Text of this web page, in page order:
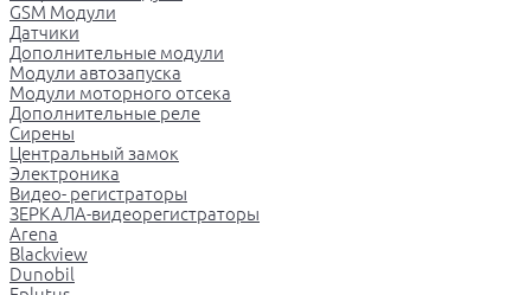
GSM Модули
Датчики
Дополнительные модули
Модули автозапуска
Модули моторного отсека
Дополнительные реле
Сирены
Центральный замок
Электроника
Видео- регистраторы
ЗЕРКАЛА-видеорегистраторы
Arena
Blackview
Dunobil